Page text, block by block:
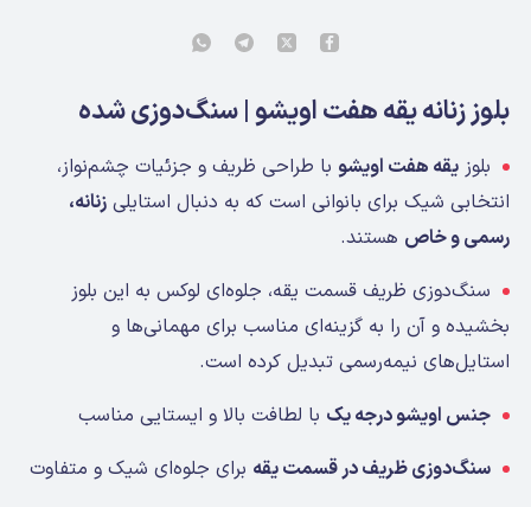
بلوز زنانه یقه هفت اویشو | سنگ‌دوزی شده
بلوز یقه هفت اویشوبا طراحی ظریف و جزئیات چشم‌نواز،
انتخابی شیک برای بانوانی است که به دنبال استایلی زنانه،
رسمی و خاص هستند.
سنگ‌دوزی ظریف قسمت یقه، جلوه‌ای لوکس به این بلوز
بخشیده و آن را به گزینه‌ای مناسب برای مهمانی‌ها و
استایل‌های نیمه‌رسمی تبدیل کرده است.
جنس اویشو درجه یک با لطافت بالا و ایستایی مناسب
سنگ‌دوزی ظریف در قسمت یقه برای جلوه‌ای شیک و متفاوت